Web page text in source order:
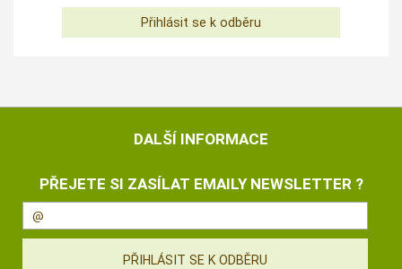
DALŠÍ INFORMACE
PŘEJETE SI ZASÍLAT EMAILY NEWSLETTER ?